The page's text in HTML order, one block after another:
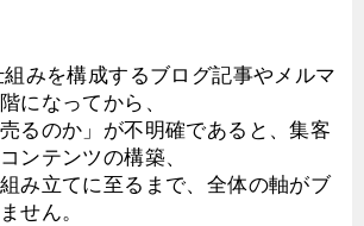
みを構成するブログ記事やメルマ
になってから、
売るのか」が不明確であると、集客
ンテンツの構築、
み立てに至るまで、全体の軸がブ
せん。